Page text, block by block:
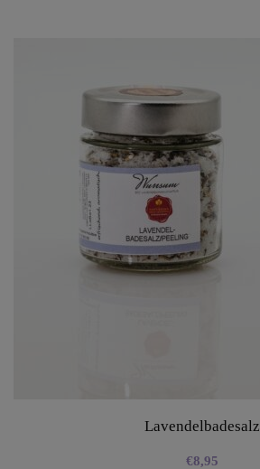
Lavendelbadesalz
€8,95